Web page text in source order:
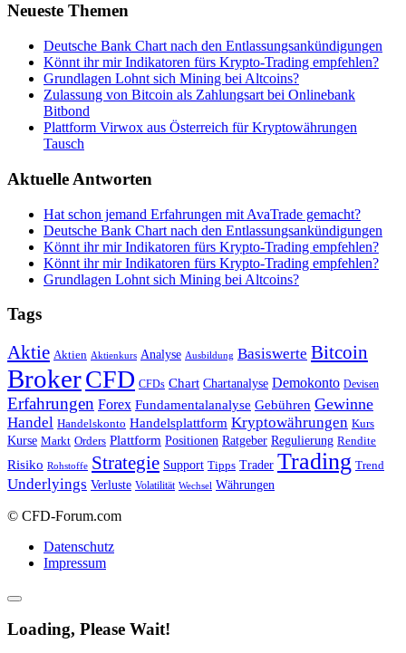
Neueste Themen
Deutsche Bank Chart nach den Entlassungsankündigungen
Könnt ihr mir Indikatoren fürs Krypto-Trading empfehlen?
Grundlagen Lohnt sich Mining bei Altcoins?
Zulassung von Bitcoin als Zahlungsart bei Onlinebank
Bitbond
Plattform Virwox aus Österreich für Kryptowährungen
Tausch
Aktuelle Antworten
Hat schon jemand Erfahrungen mit AvaTrade gemacht?
Deutsche Bank Chart nach den Entlassungsankündigungen
Könnt ihr mir Indikatoren fürs Krypto-Trading empfehlen?
Könnt ihr mir Indikatoren fürs Krypto-Trading empfehlen?
Grundlagen Lohnt sich Mining bei Altcoins?
Tags
Aktie Aktien Aktienkurs Analyse Ausbildung Basiswerte Bitcoin
BrokerCFD CFDs Chart Chartanalyse Demokonto Devisen
Erfahrungen Forex Fundamentalanalyse Gebühren Gewinne
Handel Handelskonto Handelsplattform Kryptowährungen Kurs
Kurse Markt Orders Plattform Positionen Ratgeber Regulierung Rendite
Risiko Rohstoffe Strategie Support Tipps Trader Trading Trend
Underlyings Verluste Volatilität Wechsel Währungen
© CFD-Forum.com
Datenschutz
Impressum
Loading, Please Wait!